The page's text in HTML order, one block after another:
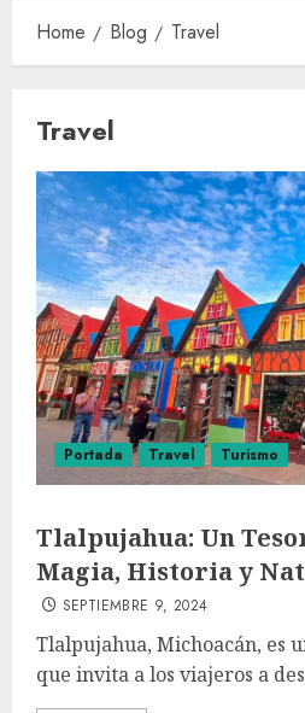
Home Blog Travel
Travel
Portada Travel Turismo
Tlalpujahua: Un
Magia, Historia y
SEPTIEMBRE 9, 2024
Tlalpujahua, Michoacán, es
que invita a los viajeros a